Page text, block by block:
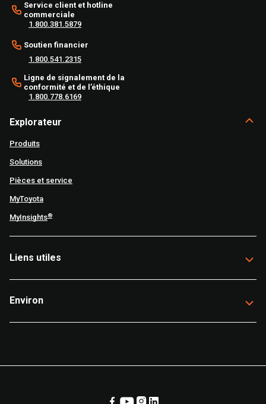
Service client et hotline
commerciale
1.800.381.5879
Soutien financier
1.800.541.2315
Ligne de signalement de la
conformité et de l’éthique
1.800.778.6169
Explorateur
Produits
Solutions
Pièces et service
MyToyota
MyInsights®
Liens utiles
Environ